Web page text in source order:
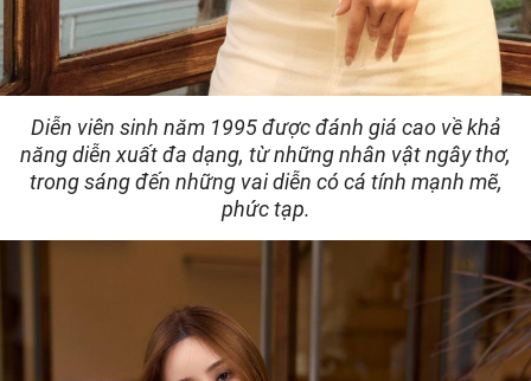
Diễn viên sinh năm 1995 được đánh giá cao về khả
năng diễn xuất đa dạng, từ những nhân vật ngây thơ,
trong sáng đến những vai diễn có cá tính mạnh mẽ,
phức tạp.